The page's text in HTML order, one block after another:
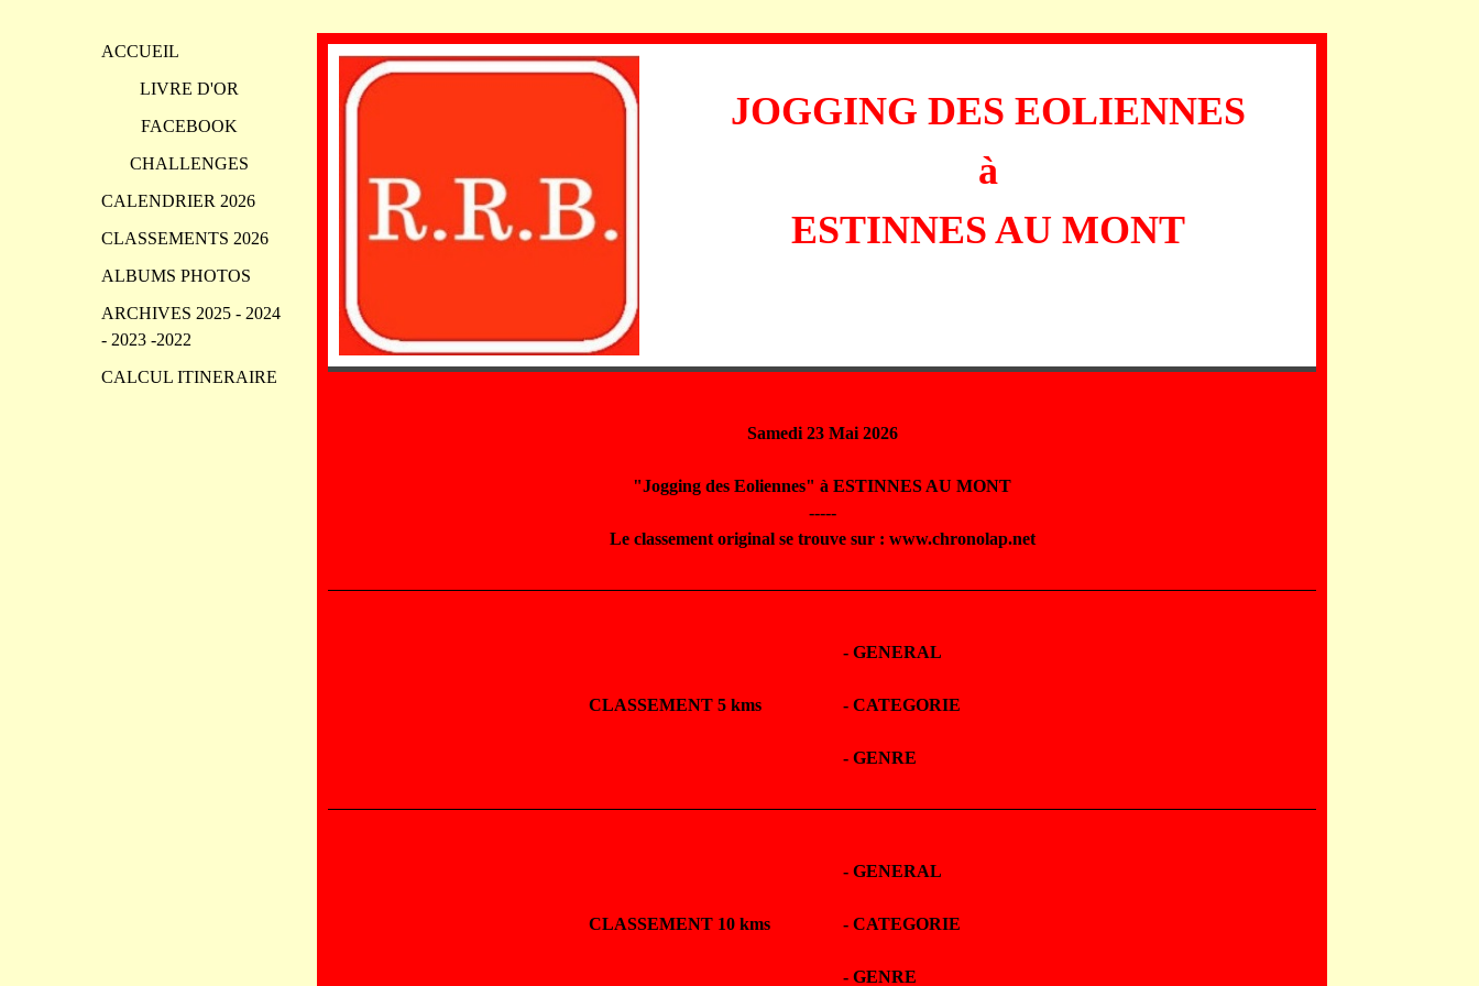
ACCUEIL
LIVRE D'OR
FACEBOOK
CHALLENGES
CALENDRIER 2026
CLASSEMENTS 2026
ALBUMS PHOTOS
ARCHIVES 2025 - 2024
- 2023 -2022
CALCUL ITINERAIRE
JOGGING DES EOLIENNES
à
ESTINNES AU MONT
Samedi 23 Mai 2026
"Jogging des Eoliennes" à ESTINNES AU MONT
-----
Le classement original se trouve sur : www.chronolap.net
CLASSEMENT 5 kms
- GENERAL
- CATEGORIE
- GENRE
CLASSEMENT 10 kms
- GENERAL
- CATEGORIE
- GENRE